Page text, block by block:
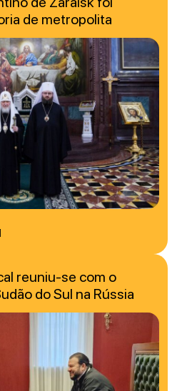
de metropolita
reuniu-se com o
do Sul na Rússia